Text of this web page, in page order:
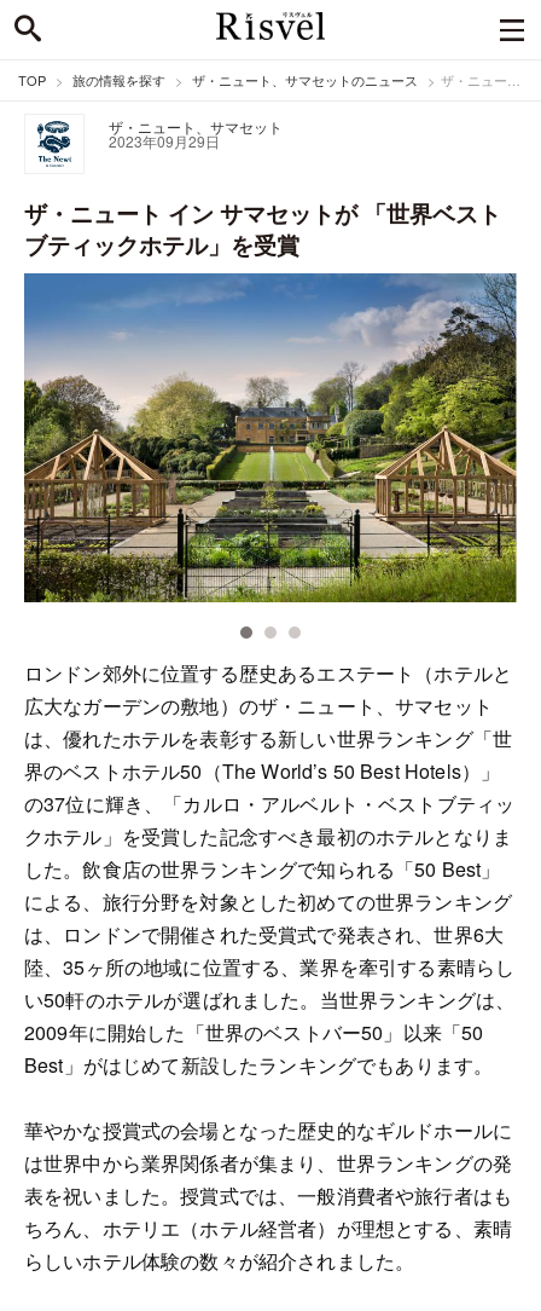
TOP 旅の情報を探す ザ・ニュート、サマセットのニュース ザ・ニュート イン サマセットが 「世界ベストブティックホテル」を受賞
ザ・ニュート、サマセット
2023年09月29日
ザ・ニュート イン サマセットが 「世界ベスト
ブティックホテル」を受賞
ロンドン郊外に位置する歴史あるエステート（ホテルと
広大なガーデンの敷地）のザ・ニュート、サマセット
は、優れたホテルを表彰する新しい世界ランキング「世
界のベストホテル50（The World’s 50 Best Hotels）」
の37位に輝き、「カルロ・アルベルト・ベストブティッ
クホテル」を受賞した記念すべき最初のホテルとなりま
した。飲食店の世界ランキングで知られる「50 Best」
による、旅行分野を対象とした初めての世界ランキング
は、ロンドンで開催された受賞式で発表され、世界6大
陸、35ヶ所の地域に位置する、業界を牽引する素晴らし
い50軒のホテルが選ばれました。当世界ランキングは、
2009年に開始した「世界のベストバー50」以来「50
Best」がはじめて新設したランキングでもあります。
華やかな授賞式の会場となった歴史的なギルドホールに
は世界中から業界関係者が集まり、世界ランキングの発
表を祝いました。授賞式では、一般消費者や旅行者はも
ちろん、ホテリエ（ホテル経営者）が理想とする、素晴
らしいホテル体験の数々が紹介されました。